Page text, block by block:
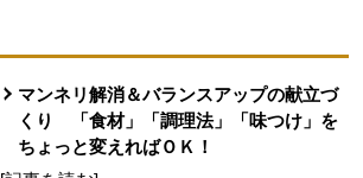
マンネリ解消＆バランスアップの献立づ
くり 「食材」「調理法」「味つけ」を
ちょっと変えればＯＫ！